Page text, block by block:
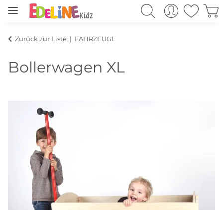
Zurück zur Liste FAHRZEUGE
Bollerwagen XL